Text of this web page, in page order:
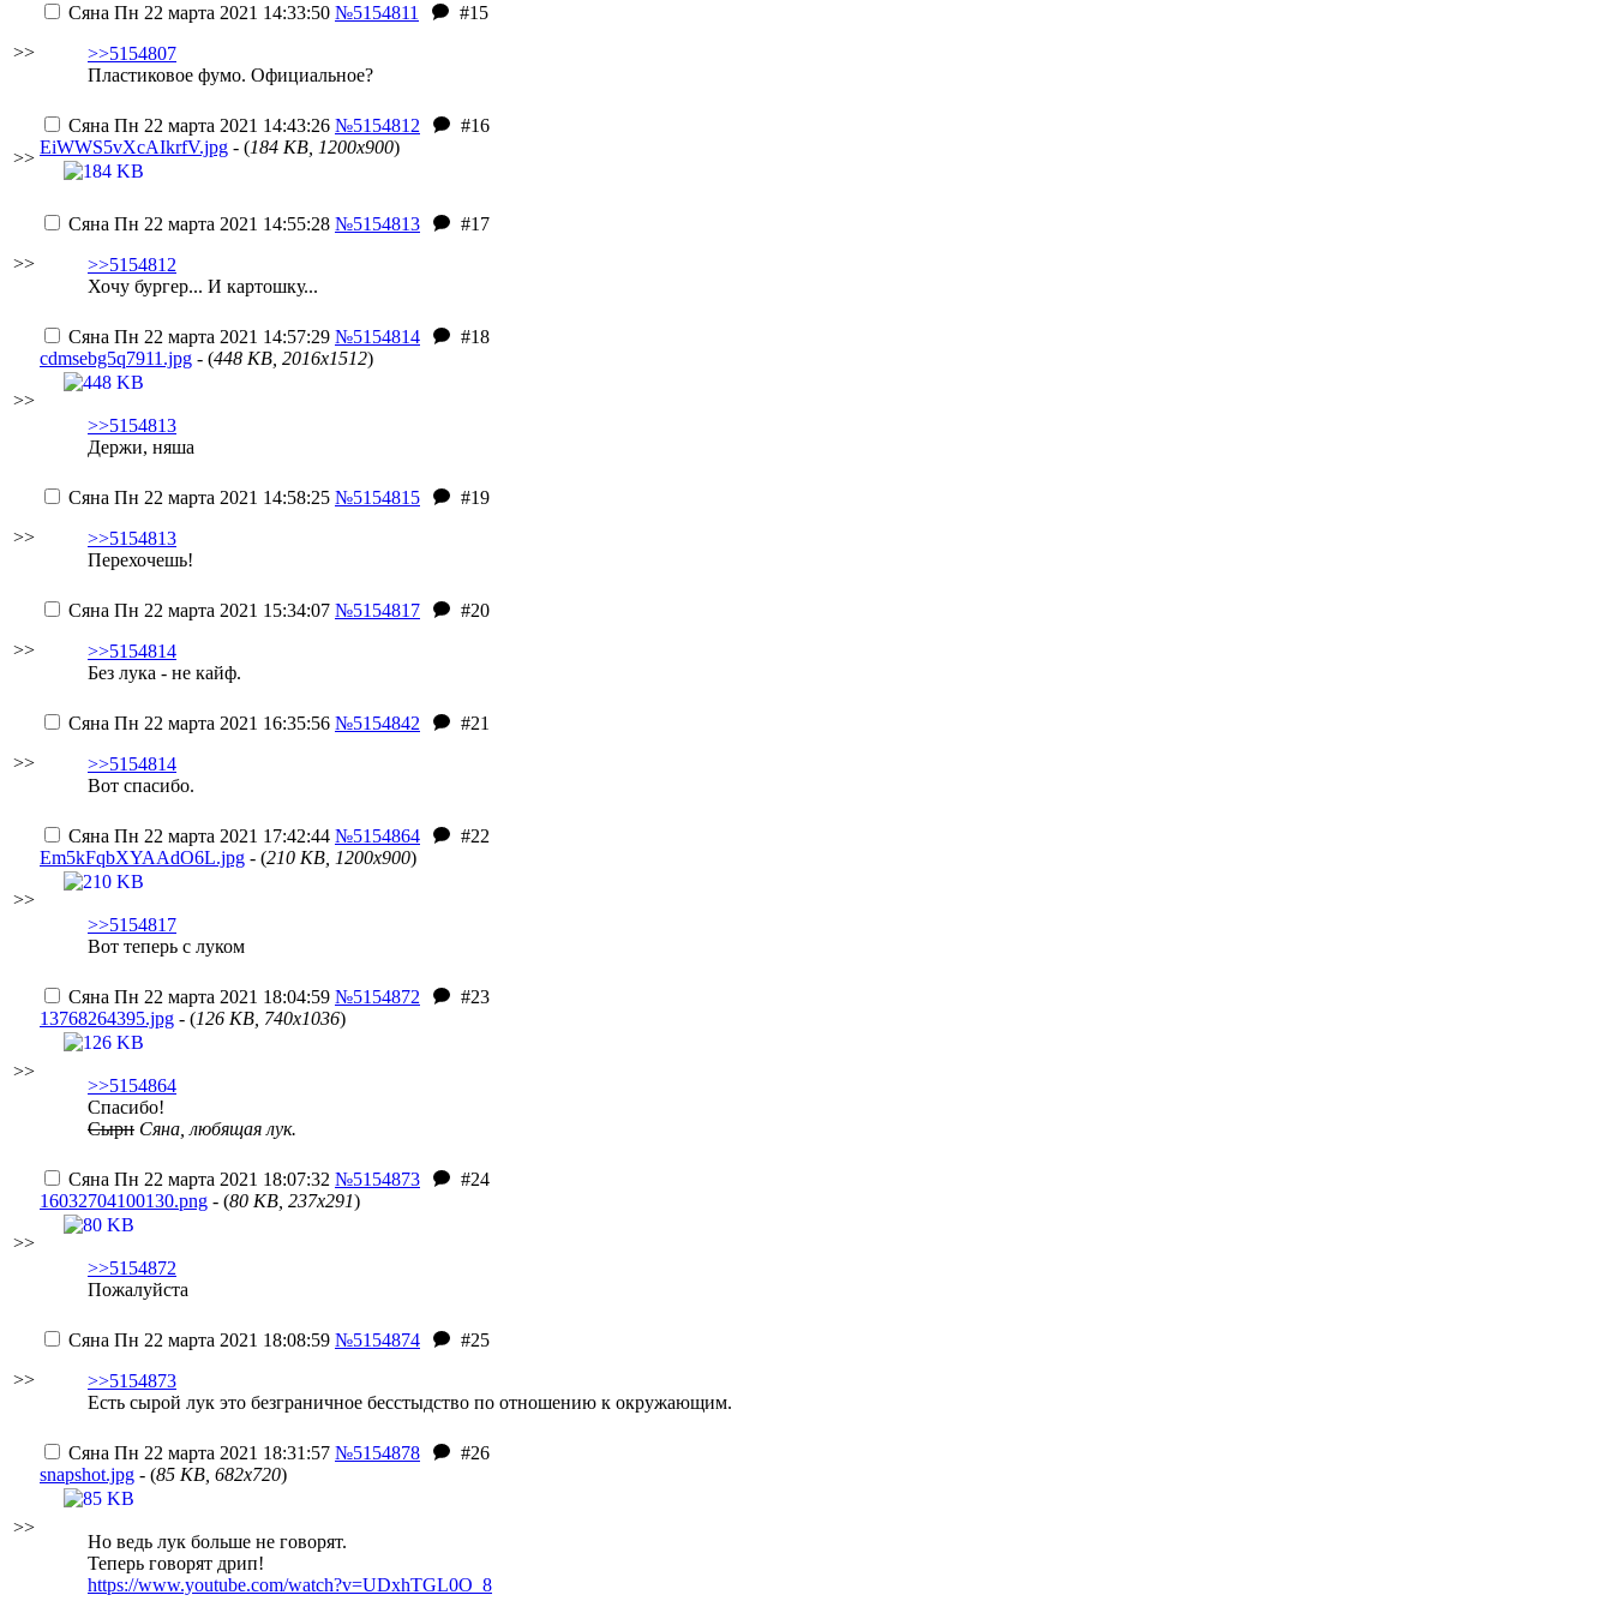
>>
Сяна Пн 22 марта 2021 14:33:50 №5154811
#15
>>5154807
Пластиковое фумо. Официальное?
>>
Сяна Пн 22 марта 2021 14:43:26 №5154812
#16
EiWWS5vXcAIkrfV.jpg - (184 KB, 1200x900)
>>
Сяна Пн 22 марта 2021 14:55:28 №5154813
#17
>>5154812
Хочу бургер... И картошку...
>>
Сяна Пн 22 марта 2021 14:57:29 №5154814
#18
cdmsebg5q7911.jpg - (448 KB, 2016x1512)
>>5154813
Держи, няша
>>
Сяна Пн 22 марта 2021 14:58:25 №5154815
#19
>>5154813
Перехочешь!
>>
Сяна Пн 22 марта 2021 15:34:07 №5154817
#20
>>5154814
Без лука - не кайф.
>>
Сяна Пн 22 марта 2021 16:35:56 №5154842
#21
>>5154814
Вот спасибо.
>>
Сяна Пн 22 марта 2021 17:42:44 №5154864
#22
Em5kFqbXYAAdO6L.jpg - (210 KB, 1200x900)
>>5154817
Вот теперь с луком
>>
Сяна Пн 22 марта 2021 18:04:59 №5154872
#23
13768264395.jpg - (126 KB, 740x1036)
>>5154864
Спасибо!
Сырн Сяна, любящая лук.
>>
Сяна Пн 22 марта 2021 18:07:32 №5154873
#24
16032704100130.png - (80 KB, 237x291)
>>5154872
Пожалуйста
>>
Сяна Пн 22 марта 2021 18:08:59 №5154874
#25
>>5154873
Есть сырой лук это безграничное бесстыдство по отношению к окружающим.
>>
Сяна Пн 22 марта 2021 18:31:57 №5154878
#26
snapshot.jpg - (85 KB, 682x720)
Но ведь лук больше не говорят.
Теперь говорят дрип!
https://www.youtube.com/watch?v=UDxhTGL0O_8